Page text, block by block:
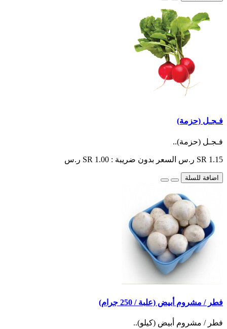
فـجـل (حزمة)
فـجـل (حزمة)..
SR 1.15 ر.س السعر بدون ضريبة : SR 1.00 ر.س
اضافة للسلة
فطر / مشروم أبيض (علبة / 250 جرام)
فطر / مشروم أبيض (كيلو)..